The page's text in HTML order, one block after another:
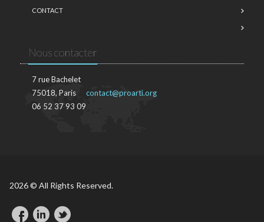
CONTACT
Nous contacter
7 rue Bachelet
75018, Paris
06 52 37 93 09
contact@proarti.org
2026 © All Rights Reserved.